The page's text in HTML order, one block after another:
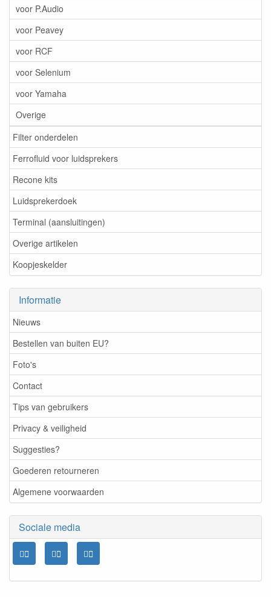
voor P.Audio
voor Peavey
voor RCF
voor Selenium
voor Yamaha
Overige
Filter onderdelen
Ferrofluid voor luidsprekers
Recone kits
Luidsprekerdoek
Terminal (aansluitingen)
Overige artikelen
Koopjeskelder
Informatie
Nieuws
Bestellen van buiten EU?
Foto's
Contact
Tips van gebruikers
Privacy & veiligheid
Suggesties?
Goederen retourneren
Algemene voorwaarden
Sociale media